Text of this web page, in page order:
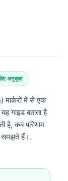
अनुकूल
में से एक
गाइड बताता है
है, कब परिणाम
समझते हैं।.